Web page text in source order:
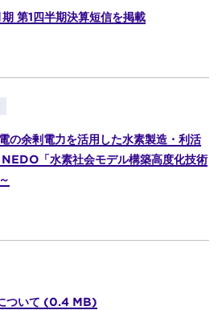
第1四半期決算短信を掲載
の余剰電力を活用した水素製造・利活
「水素社会モデル構築高度化技術
ついて (0.4 MB)